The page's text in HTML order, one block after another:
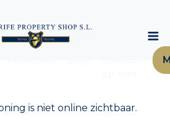
is niet online zichtbaar.